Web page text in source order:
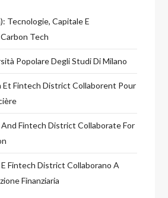
Tecnologie, Capitale E
Tech
Popolare Degli Studi Di Milano
Et Fintech District Collaborent Pour
And Fintech District Collaborate For
Fintech District Collaborano A
Finanziaria